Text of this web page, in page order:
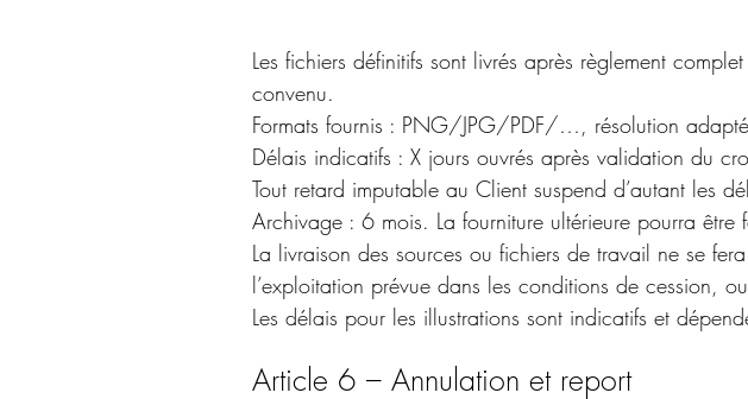
Les fichiers définitifs sont livrés après règlement
convenu.
Formats fournis : PNG/JPG/PDF/…, résolution
Délais indicatifs : X jours ouvrés après validation du
Tout retard imputable au Client suspend d’autant les
Archivage : 6 mois. La fourniture ultérieure pourra être
La livraison des sources ou fichiers de travail ne se
l’exploitation prévue dans les conditions de cession,
Les délais pour les illustrations sont indicatifs et
Article 6 – Annulation et report